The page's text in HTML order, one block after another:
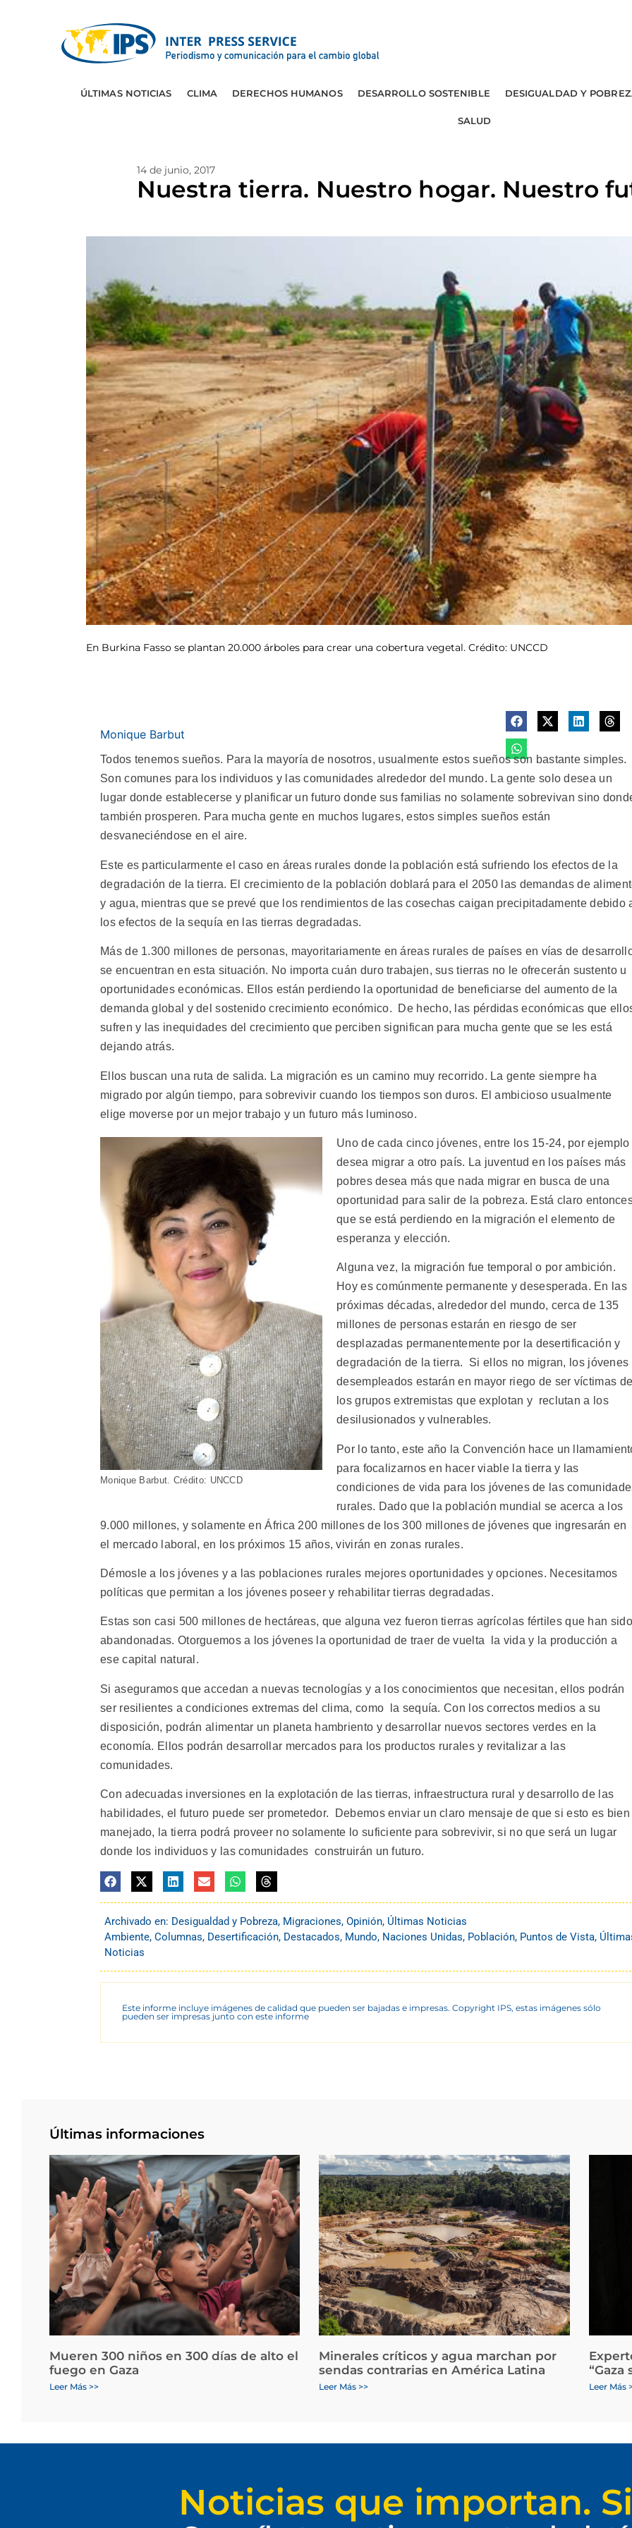
ÚLTIMAS NOTICIAS CLIMA DERECHOS HUMANOS DESARROLLO SOSTENIBLE DESIGUALDAD Y
SALUD
14 de junio, 2017
Nuestra tierra. Nuestro hogar. Nuestro
En Burkina Fasso se plantan 20.000 árboles para crear una cobertura vegetal. Crédito: UNCCD
Monique Barbut
Todos tenemos sueños. Para la mayoría de nosotros, usualmente estos sueños son bastante simples.
Son comunes para los individuos y las comunidades alrededor del mundo. La gente solo desea un
lugar donde establecerse y planificar un futuro donde sus familias no solamente sobrevivan sino
también prosperen. Para mucha gente en muchos lugares, estos simples sueños están
desvaneciéndose en el aire.
Este es particularmente el caso en áreas rurales donde la población está sufriendo los efectos de la
degradación de la tierra. El crecimiento de la población doblará para el 2050 las demandas de
y agua, mientras que se prevé que los rendimientos de las cosechas caigan precipitadamente debido
los efectos de la sequía en las tierras degradadas.
Más de 1.300 millones de personas, mayoritariamente en áreas rurales de países en vías de
se encuentran en esta situación. No importa cuán duro trabajen, sus tierras no le ofrecerán sustento u
oportunidades económicas. Ellos están perdiendo la oportunidad de beneficiarse del aumento de la
demanda global y del sostenido crecimiento económico. De hecho, las pérdidas económicas que
sufren y las inequidades del crecimiento que perciben significan para mucha gente que se les está
dejando atrás.
Ellos buscan una ruta de salida. La migración es un camino muy recorrido. La gente siempre ha
migrado por algún tiempo, para sobrevivir cuando los tiempos son duros. El ambicioso usualmente
elige moverse por un mejor trabajo y un futuro más luminoso.
Monique Barbut. Crédito: UNCCD
Uno de cada cinco jóvenes, entre los 15-24, por ejemplo
desea migrar a otro país. La juventud en los países más
pobres desea más que nada migrar en busca de una
oportunidad para salir de la pobreza. Está claro
que se está perdiendo en la migración el elemento de
esperanza y elección.
Alguna vez, la migración fue temporal o por ambición.
Hoy es comúnmente permanente y desesperada. En las
próximas décadas, alrededor del mundo, cerca de 135
millones de personas estarán en riesgo de ser
desplazadas permanentemente por la desertificación y
degradación de la tierra. Si ellos no migran, los jóvenes
desempleados estarán en mayor riego de ser víctimas
los grupos extremistas que explotan y reclutan a los
desilusionados y vulnerables.
Por lo tanto, este año la Convención hace un
para focalizarnos en hacer viable la tierra y las
condiciones de vida para los jóvenes de las
rurales. Dado que la población mundial se acerca a los
9.000 millones, y solamente en África 200 millones de los 300 millones de jóvenes que ingresarán en
el mercado laboral, en los próximos 15 años, vivirán en zonas rurales.
Démosle a los jóvenes y a las poblaciones rurales mejores oportunidades y opciones. Necesitamos
políticas que permitan a los jóvenes poseer y rehabilitar tierras degradadas.
Estas son casi 500 millones de hectáreas, que alguna vez fueron tierras agrícolas fértiles que han sido
abandonadas. Otorguemos a los jóvenes la oportunidad de traer de vuelta la vida y la producción a
ese capital natural.
Si aseguramos que accedan a nuevas tecnologías y a los conocimientos que necesitan, ellos podrán
ser resilientes a condiciones extremas del clima, como la sequía. Con los correctos medios a su
disposición, podrán alimentar un planeta hambriento y desarrollar nuevos sectores verdes en la
economía. Ellos podrán desarrollar mercados para los productos rurales y revitalizar a las
comunidades.
Con adecuadas inversiones en la explotación de las tierras, infraestructura rural y desarrollo de las
habilidades, el futuro puede ser prometedor. Debemos enviar un claro mensaje de que si esto es bien
manejado, la tierra podrá proveer no solamente lo suficiente para sobrevivir, si no que será un lugar
donde los individuos y las comunidades construirán un futuro.
Archivado en: Desigualdad y Pobreza, Migraciones, Opinión, Últimas Noticias
Ambiente, Columnas, Desertificación, Destacados, Mundo, Naciones Unidas, Población, Puntos de Vista,
Noticias
Este informe incluye imágenes de calidad que pueden ser bajadas e impresas. Copyright IPS, estas imágenes sólo
pueden ser impresas junto con este informe
Últimas informaciones
Mueren 300 niños en 300 días de alto el
fuego en Gaza
Leer Más >>
Minerales críticos y agua marchan por
sendas contrarias en América Latina
Leer Más >>
“Gaza
Leer Más
Noticias que importan.